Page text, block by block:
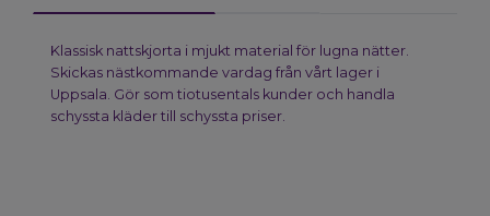
Klassisk nattskjorta i mjukt material för lugna nätter.
Skickas nästkommande vardag från vårt lager i
Uppsala. Gör som tiotusentals kunder och handla
schyssta kläder till schyssta priser.